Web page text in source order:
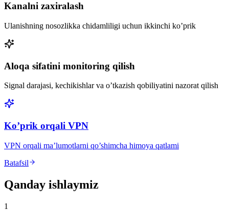
Kanalni zaxiralash
Ulanishning nosozlikka chidamliligi uchun ikkinchi ko’prik
Aloqa sifatini monitoring qilish
Signal darajasi, kechikishlar va o’tkazish qobiliyatini nazorat qilish
Ko’prik orqali VPN
VPN orqali ma’lumotlarni qo’shimcha himoya qatlami
Batafsil
Qanday ishlaymiz
1